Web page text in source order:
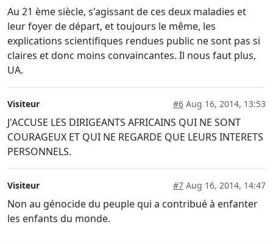
Au 21 ème siècle, s'agissant de ces deux maladies et
leur foyer de départ, et toujours le même, les
explications scientifiques rendues public ne sont pas si
claires et donc moins convaincantes. Il nous faut plus,
UA.
Visiteur #6 Aug 16, 2014, 13:53
J'ACCUSE LES DIRIGEANTS AFRICAINS QUI NE SONT
COURAGEUX ET QUI NE REGARDE QUE LEURS INTERETS
PERSONNELS.
Visiteur #7 Aug 16, 2014, 14:47
Non au génocide du peuple qui a contribué à enfanter
les enfants du monde.